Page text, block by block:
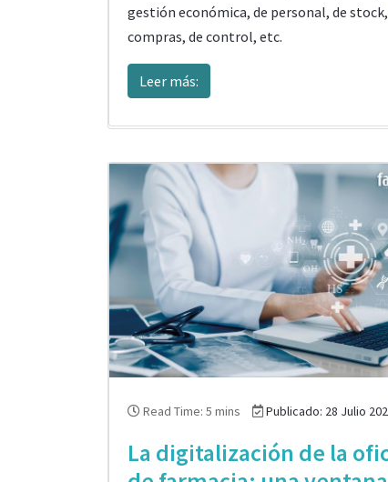
gestión económica, de personal, de
compras, de control, etc.
Leer más:
Read Time: 5 mins Publicado: 28 Julio
La digitalización de la